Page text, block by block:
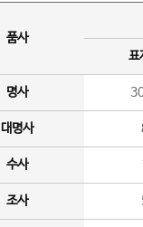
품사
표
명사
대명사
수사
조사